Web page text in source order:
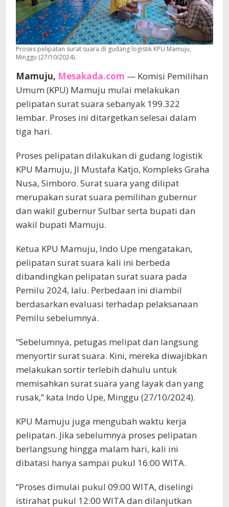
Proses pelipatan surat suara di gudang logistik KPU Mamuju,
Minggu (27/10/2024).
Mamuju, Mesakada.com — Komisi Pemilihan
Umum (KPU) Mamuju mulai melakukan
pelipatan surat suara sebanyak 199.322
lembar. Proses ini ditargetkan selesai dalam
tiga hari.
Proses pelipatan dilakukan di gudang logistik
KPU Mamuju, Jl Mustafa Katjo, Kompleks Graha
Nusa, Simboro. Surat suara yang dilipat
merupakan surat suara pemilihan gubernur
dan wakil gubernur Sulbar serta bupati dan
wakil bupati Mamuju.
Ketua KPU Mamuju, Indo Upe mengatakan,
pelipatan surat suara kali ini berbeda
dibandingkan pelipatan surat suara pada
Pemilu 2024, lalu. Perbedaan ini diambil
berdasarkan evaluasi terhadap pelaksanaan
Pemilu sebelumnya.
“Sebelumnya, petugas melipat dan langsung
menyortir surat suara. Kini, mereka diwajibkan
melakukan sortir terlebih dahulu untuk
memisahkan surat suara yang layak dan yang
rusak,” kata Indo Upe, Minggu (27/10/2024).
KPU Mamuju juga mengubah waktu kerja
pelipatan. Jika sebelumnya proses pelipatan
berlangsung hingga malam hari, kali ini
dibatasi hanya sampai pukul 16:00 WITA.
“Proses dimulai pukul 09:00 WITA, diselingi
istirahat pukul 12:00 WITA dan dilanjutkan